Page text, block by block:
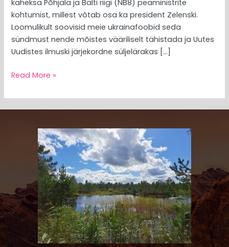
kaheksa Põhjala ja Balti riigi (NB8) peaministrite
kohtumist, millest võtab osa ka president Zelenski.
Loomulikult soovisid meie ukrainafoobid seda
sündmust nende mõistes vääriliselt tähistada ja Uutes
Uudistes ilmuski järjekordne süljelärakas […]
Read More »